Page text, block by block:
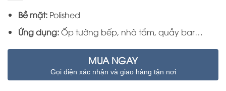
Bề mặt:Polished
Ứng dụng:Ốp tường bếp, nhà tắm, quầy bar…
MUA NGAY
Gọi điện xác nhận và giao hàng tận nơi